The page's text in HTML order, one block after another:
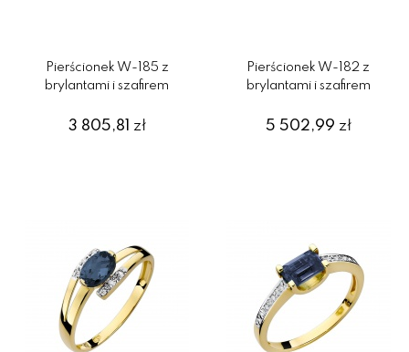
Pierścionek W-185 z
brylantami i szafirem
3 805,81 zł
Pierścionek W-182 z
brylantami i szafirem
5 502,99 zł